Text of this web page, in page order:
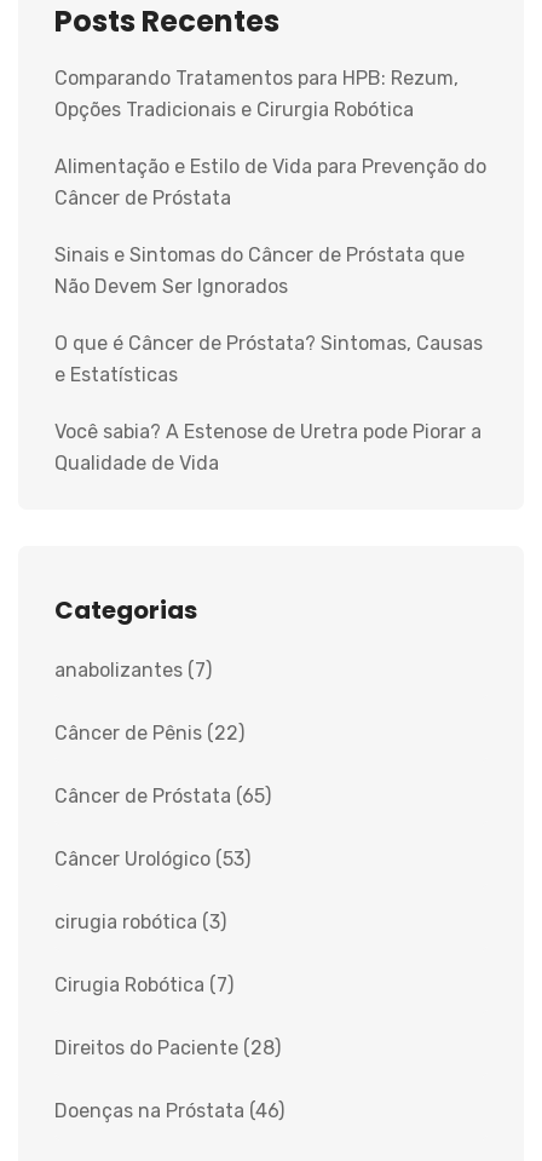
Posts Recentes
Comparando Tratamentos para HPB: Rezum,
Opções Tradicionais e Cirurgia Robótica
Alimentação e Estilo de Vida para Prevenção do
Câncer de Próstata
Sinais e Sintomas do Câncer de Próstata que
Não Devem Ser Ignorados
O que é Câncer de Próstata? Sintomas, Causas
e Estatísticas
Você sabia? A Estenose de Uretra pode Piorar a
Qualidade de Vida
Categorias
anabolizantes (7)
Câncer de Pênis (22)
Câncer de Próstata (65)
Câncer Urológico (53)
cirugia robótica (3)
Cirugia Robótica (7)
Direitos do Paciente (28)
Doenças na Próstata (46)